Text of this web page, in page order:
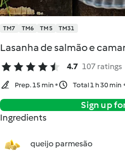
TM7 TM6 TM5 TM31
Lasanha de salmão e
4.7 107 ratings
Prep. 15 min Total 1 h 30 min
Sign up
Ingredients
queijo parmesão